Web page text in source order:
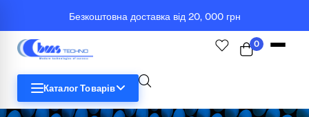
Безкоштовна доставка від 20, 000 грн
0
Каталог Товарів